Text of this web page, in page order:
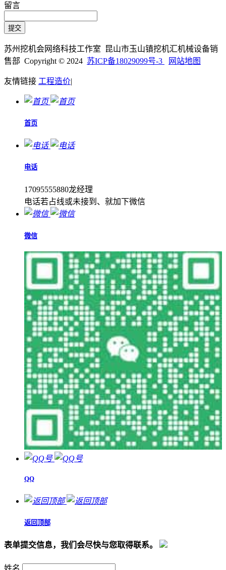
留言
苏州挖机会网络科技工作室 昆山市玉山镇挖机汇机械设备销
售部 Copyright © 2024 苏ICP备18029099号-3 网站地图
友情链接 工程造价|
首页
电话
17095555880龙经理
电话若占线或未接到、就加下微信
微信
QQ
返回顶部
表单提交信息，我们会尽快与您取得联系。
姓名